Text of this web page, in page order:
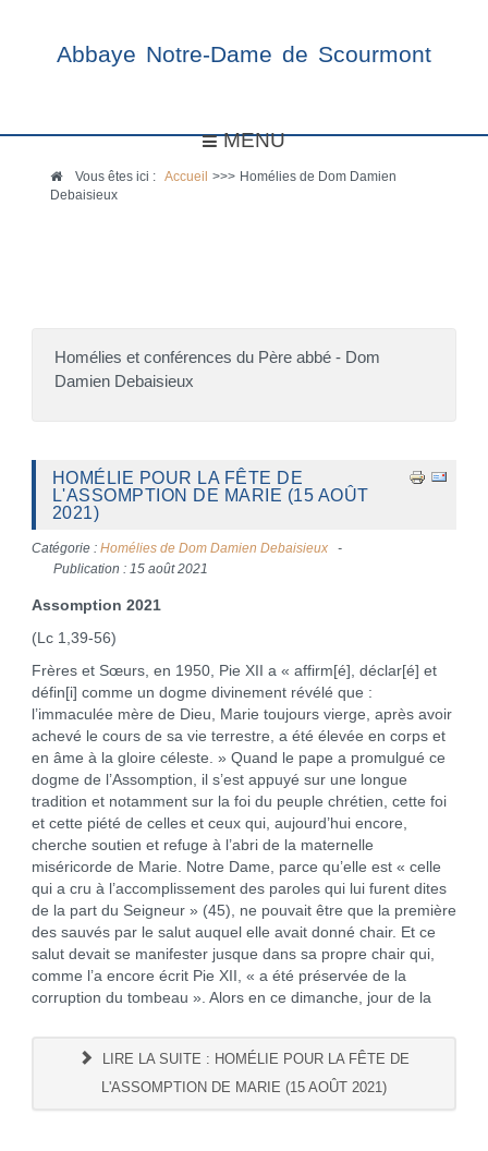
Abbaye Notre-Dame de Scourmont
MENU
Vous êtes ici :Accueil >>> Homélies de Dom Damien
Debaisieux
Homélies et conférences du Père abbé - Dom
Damien Debaisieux
HOMÉLIE POUR LA FÊTE DE
L'ASSOMPTION DE MARIE (15 AOÛT
2021)
Catégorie : Homélies de Dom Damien Debaisieux
Publication : 15 août 2021
Assomption 2021
(Lc 1,39-56)
Frères et Sœurs, en 1950, Pie XII a « affirm[é], déclar[é] et
défin[i] comme un dogme divinement révélé que :
l’immaculée mère de Dieu, Marie toujours vierge, après avoir
achevé le cours de sa vie terrestre, a été élevée en corps et
en âme à la gloire céleste. » Quand le pape a promulgué ce
dogme de l’Assomption, il s’est appuyé sur une longue
tradition et notamment sur la foi du peuple chrétien, cette foi
et cette piété de celles et ceux qui, aujourd’hui encore,
cherche soutien et refuge à l’abri de la maternelle
miséricorde de Marie. Notre Dame, parce qu’elle est « celle
qui a cru à l’accomplissement des paroles qui lui furent dites
de la part du Seigneur » (45), ne pouvait être que la première
des sauvés par le salut auquel elle avait donné chair. Et ce
salut devait se manifester jusque dans sa propre chair qui,
comme l’a encore écrit Pie XII, « a été préservée de la
corruption du tombeau ». Alors en ce dimanche, jour de la
LIRE LA SUITE : HOMÉLIE POUR LA FÊTE DE
L'ASSOMPTION DE MARIE (15 AOÛT 2021)